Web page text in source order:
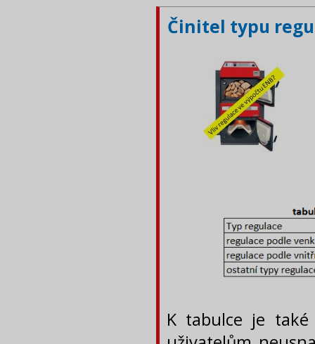
Činitel typu
K tabulce je